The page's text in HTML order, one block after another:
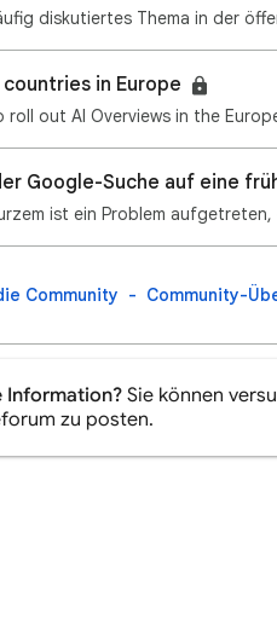
in Europe
Google-Suche auf eine
Community Community-
Information? Sie können
zu posten.